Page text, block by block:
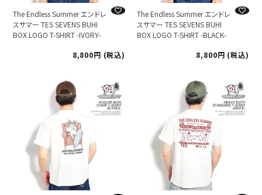
The Endless Summer エンドレ
スサマー TES SEVENS BUHI
BOX LOGO T-SHIRT -IVORY-
8,800
税込
The Endless Summer エンドレ
スサマー TES SEVENS BUHI
BOX LOGO T-SHIRT -BLACK-
8,800
税込